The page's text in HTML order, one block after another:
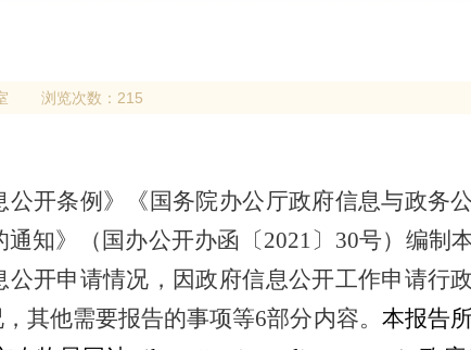
浏览次数：215
开条例》《国务院办公厅政府信息与政务
知》（国办公开办函〔2021〕 30号）编制
开申请情况，因政府信息公开工作申请行
其他需要报告的事项等6部分内容。 本报告